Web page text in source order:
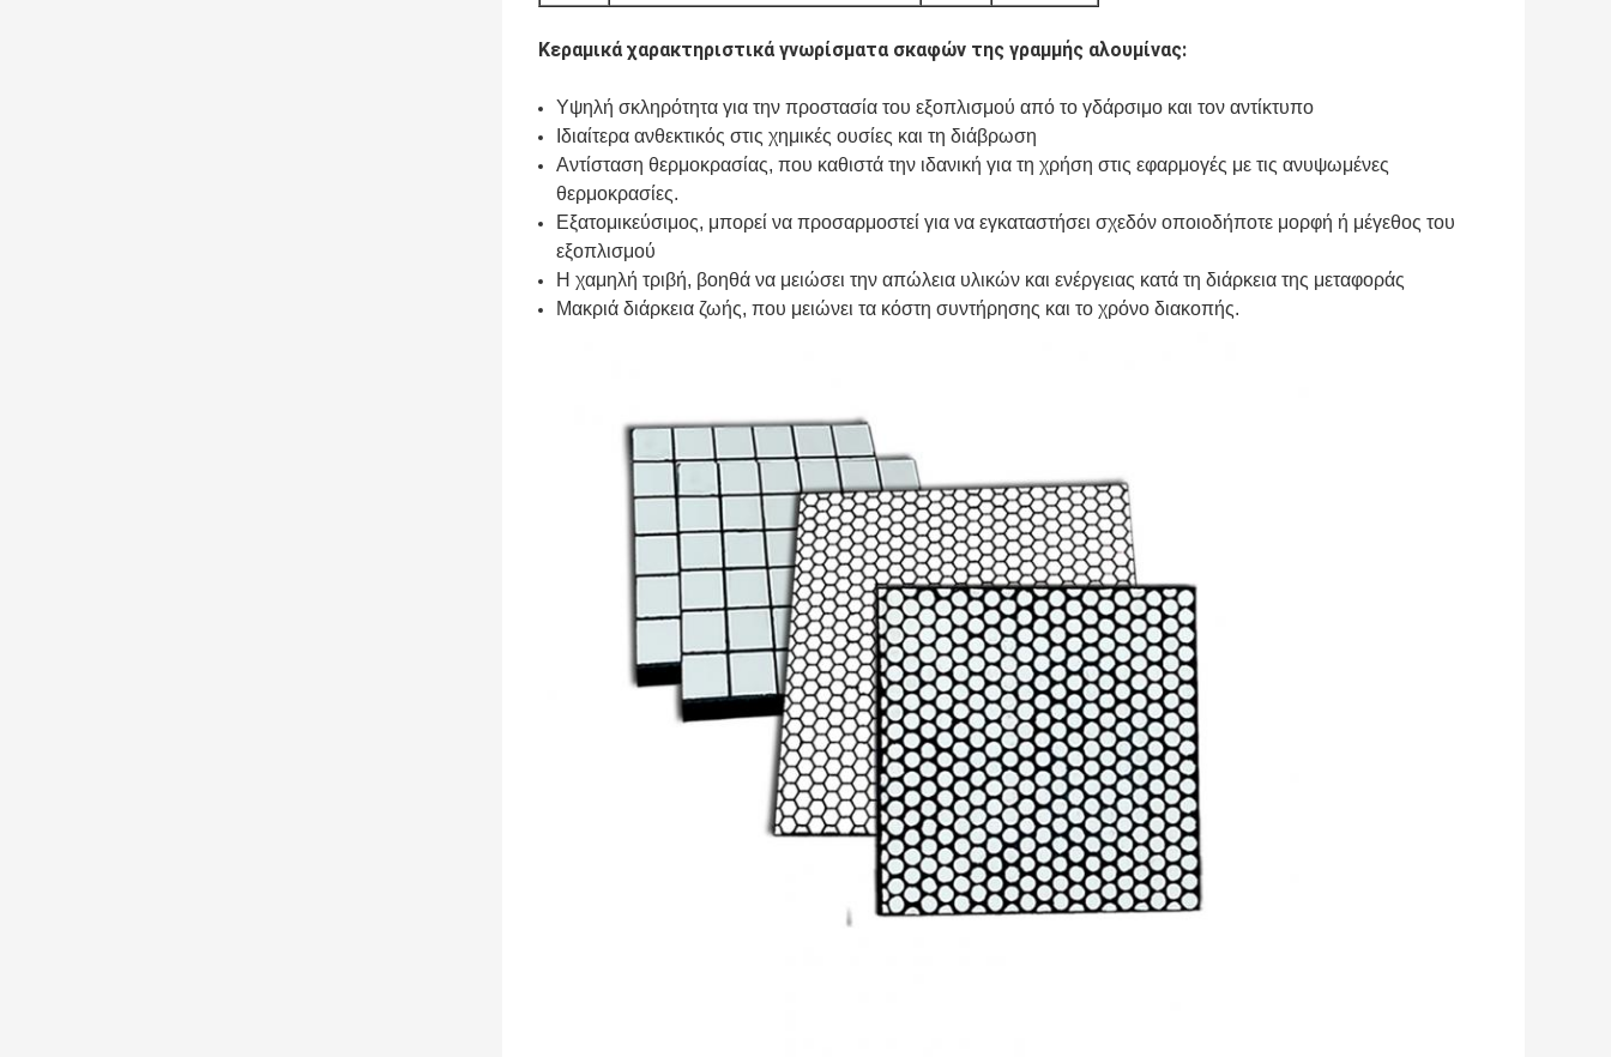
Κεραμικά χαρακτηριστικά γνωρίσματα σκαφών της γραμμής αλουμίνας:
Υψηλή σκληρότητα για την προστασία του εξοπλισμού από το γδάρσιμο και τον αντίκτυπο
Ιδιαίτερα ανθεκτικός στις χημικές ουσίες και τη διάβρωση
Αντίσταση θερμοκρασίας, που καθιστά την ιδανική για τη χρήση στις εφαρμογές με τις ανυψωμένες
θερμοκρασίες.
Εξατομικεύσιμος, μπορεί να προσαρμοστεί για να εγκαταστήσει σχεδόν οποιοδήποτε μορφή ή μέγεθος του
εξοπλισμού
Η χαμηλή τριβή, βοηθά να μειώσει την απώλεια υλικών και ενέργειας κατά τη διάρκεια της μεταφοράς
Μακριά διάρκεια ζωής, που μειώνει τα κόστη συντήρησης και το χρόνο διακοπής.